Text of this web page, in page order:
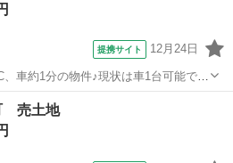
提携サイト 12月24日
車約1分の物件♪現状は車1台可能で
けます。
地売買
売土地